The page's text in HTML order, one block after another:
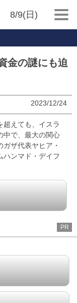
8/9(日)
金の謎にも迫
2023/12/24
超えても、イスラ
中で、最大の関心
ザ代表ヤヒア・
ハンマド・デイフ
PR